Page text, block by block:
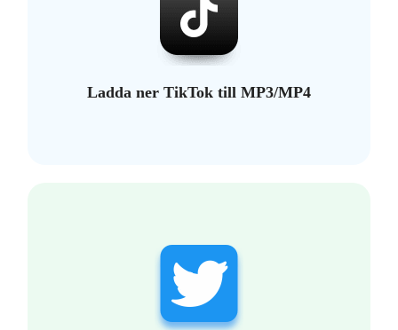
Ladda ner TikTok till MP3/MP4